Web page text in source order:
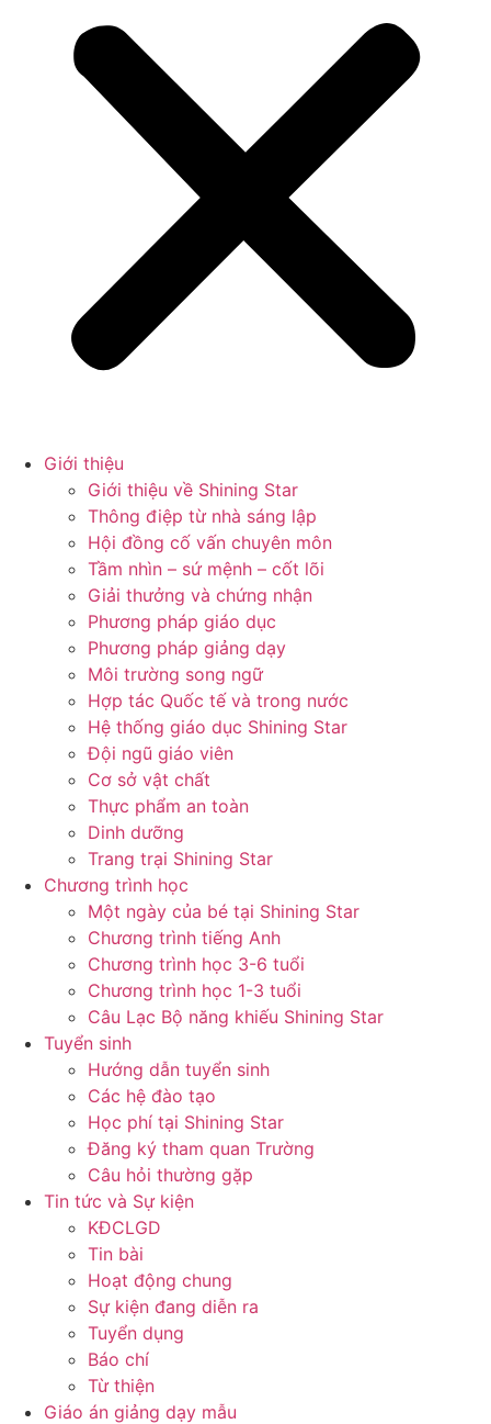
Giới thiệu
Giới thiệu về Shining Star
Thông điệp từ nhà sáng lập
Hội đồng cố vấn chuyên môn
Tầm nhìn – sứ mệnh – cốt lõi
Giải thưởng và chứng nhận
Phương pháp giáo dục
Phương pháp giảng dạy
Môi trường song ngữ
Hợp tác Quốc tế và trong nước
Hệ thống giáo dục Shining Star
Đội ngũ giáo viên
Cơ sở vật chất
Thực phẩm an toàn
Dinh dưỡng
Trang trại Shining Star
Chương trình học
Một ngày của bé tại Shining Star
Chương trình tiếng Anh
Chương trình học 3-6 tuổi
Chương trình học 1-3 tuổi
Câu Lạc Bộ năng khiếu Shining Star
Tuyển sinh
Hướng dẫn tuyển sinh
Các hệ đào tạo
Học phí tại Shining Star
Đăng ký tham quan Trường
Câu hỏi thường gặp
Tin tức và Sự kiện
KĐCLGD
Tin bài
Hoạt động chung
Sự kiện đang diễn ra
Tuyển dụng
Báo chí
Từ thiện
Giáo án giảng dạy mẫu